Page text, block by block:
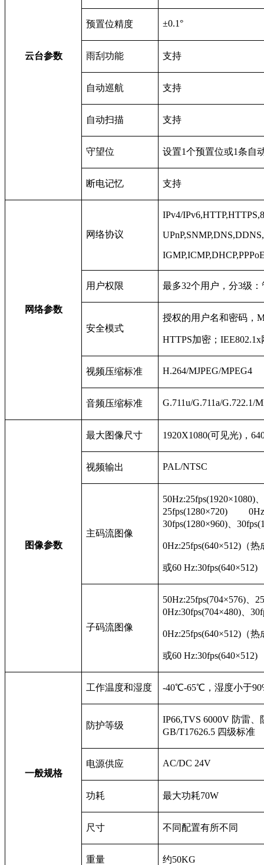
云台参数
预置位精度 ±0.1°
雨刮功能 支持
自动巡航 支持
自动扫描 支持
守望位 设置1个预置位或1条自
断电记忆 支持
网络参数
网络协议
IPv4/
用户权限 最多32个用户，分3级
安全模式
授权的用户名和密码，
HTTPS加密；
视频压缩标准 H.264/MJPEG/MPEG4
音频压缩标准 G.711u/G.711a/G.722.1/
图像参数
最大图像尺寸 1920X1080(可见光)，
视频输出 PAL/NTSC
主码流图像
50Hz:25fps(1920×1080)
25fps(1280×720)
30fps(1280×960)、
0Hz:25fps(640×512) （
或60 Hz:30fps(640×512)
子码流图像
50Hz:25fps(704×576) 、
0Hz:30fps(704×480)、
0Hz:25fps(640×512) （
或60 Hz:30fps(640×512)
一般规格
工作温度和湿度 -40℃-65℃，湿度小于
防护等级
IP66,TVS 6000V 防雷、
GB/T17626.5 四级标准
电源供应 AC/DC 24V
功耗 最大功耗70W
尺寸 不同配置有所不同
重量 约50KG